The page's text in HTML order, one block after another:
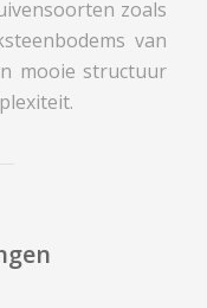
zoals
van
mooie structuur